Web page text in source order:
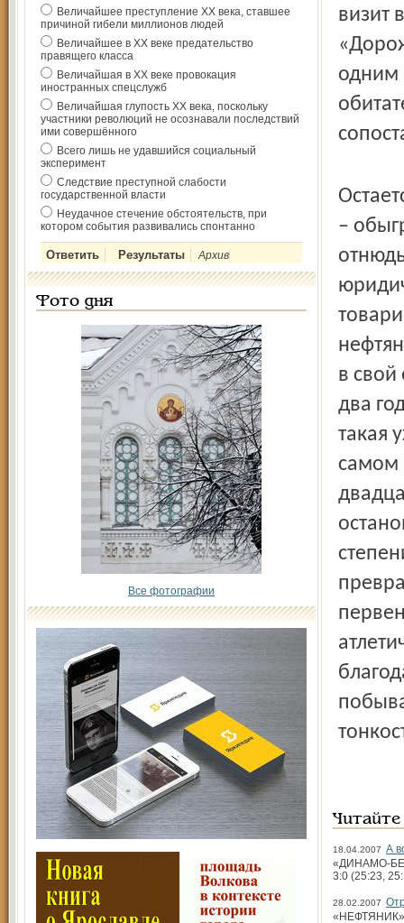
Величайшее преступление ХХ века, ставшее
причиной гибели миллионов людей
Величайшее в ХХ веке предательство
правящего класса
Величайшая в ХХ веке провокация
иностранных спецслужб
Величайшая глупость ХХ века, поскольку
участники революций не осознавали последствий
ими совершённого
Всего лишь не удавшийся социальный
эксперимент
Следствие преступной слабости
государственной власти
Неудачное стечение обстоятельств, при
котором события развивались спонтанно
Архив
Фото дня
Все фотографии
визит
одним
–
в свой
два
такая
самом
18.04.2007 А
«ДИНАМО-­
3:0 (25:23,
28.02.2007
«НЕФТЯНИК»